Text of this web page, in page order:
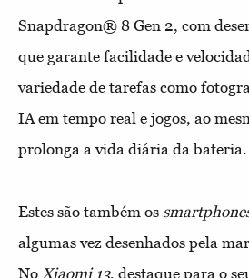
Snapdragon®️ 8 Gen 2, com
que garante facilidade e
variedade de tarefas como
IA em tempo real e jogos, ao
prolonga a vida diária da bateria.
Estes são também os
algumas vez desenhados pela
No Xiaomi13, destaque para o